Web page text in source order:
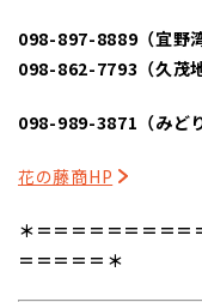
098-897-8889（宜野
098-862-7793（久茂地
098-989-3871（みど
花の藤商HP
＊＝＝＝＝＝＝＝＝＝
＝＝＝＝＝＊